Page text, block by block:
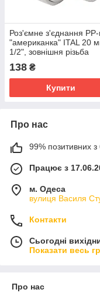
Роз'ємне з'єднання
"американка" ITAL 20
1/2", зовнішня різьба
138 ₴
Купити
Про нас
99% позитивних з
Працює з
м. Одеса
вулиця Василя
Контакти
Сьогодні
Показати весь
Про нас